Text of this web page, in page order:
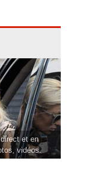
et en
vidéos.